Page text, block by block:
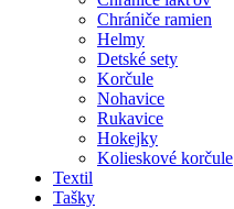
Chrániče ramien
Helmy
Detské sety
Korčule
Nohavice
Rukavice
Hokejky
Kolieskové korčule
Textil
Tašky